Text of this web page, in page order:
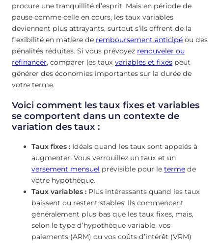
procure une tranquillité d’esprit. Mais en période de
pause comme celle en cours, les taux variables
deviennent plus attrayants, surtout s’ils offrent de la
flexibilité en matière de remboursement anticipé ou des
pénalités réduites. Si vous prévoyez renouveler ou
refinancer, comparer les taux variables et fixes peut
générer des économies importantes sur la durée de
votre terme.
Voici comment les taux fixes et variables
se comportent dans un contexte de
variation des taux :
Taux fixes : Idéals quand les taux sont appelés à
augmenter. Vous verrouillez un taux et un
versement mensuel prévisible pour le terme de
votre hypothèque.
Taux variables : Plus intéressants quand les taux
baissent ou restent stables. Ils commencent
généralement plus bas que les taux fixes, mais,
selon le type d’hypothèque variable, vos
paiements (ARM) ou vos coûts d’intérêt (VRM)